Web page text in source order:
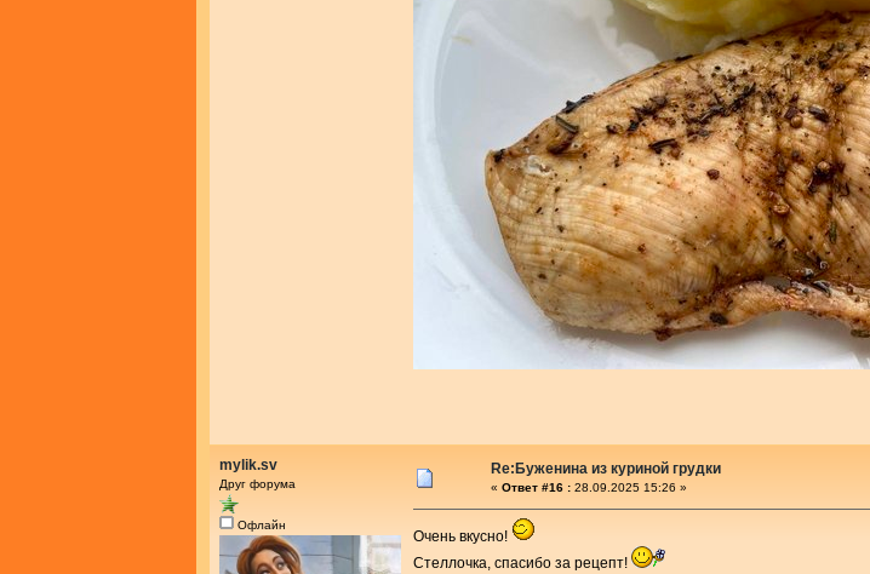
mylik.sv
Друг форума
Офлайн
Re:Буженина из куриной грудки
« Ответ #16 : 28.09.2025 15:26 »
Очень вкусно!
Стеллочка, спасибо за рецепт!